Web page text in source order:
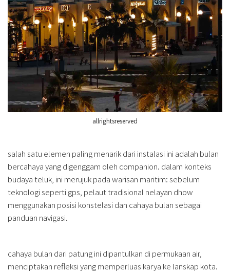
allrightsreserved
salah satu elemen paling menarik dari instalasi ini adalah bulan
bercahaya yang digenggam oleh companion. dalam konteks
budaya teluk, ini merujuk pada warisan maritim: sebelum
teknologi seperti gps, pelaut tradisional nelayan dhow
menggunakan posisi konstelasi dan cahaya bulan sebagai
panduan navigasi.
cahaya bulan dari patung ini dipantulkan di permukaan air,
menciptakan refleksi yang memperluas karya ke lanskap kota.